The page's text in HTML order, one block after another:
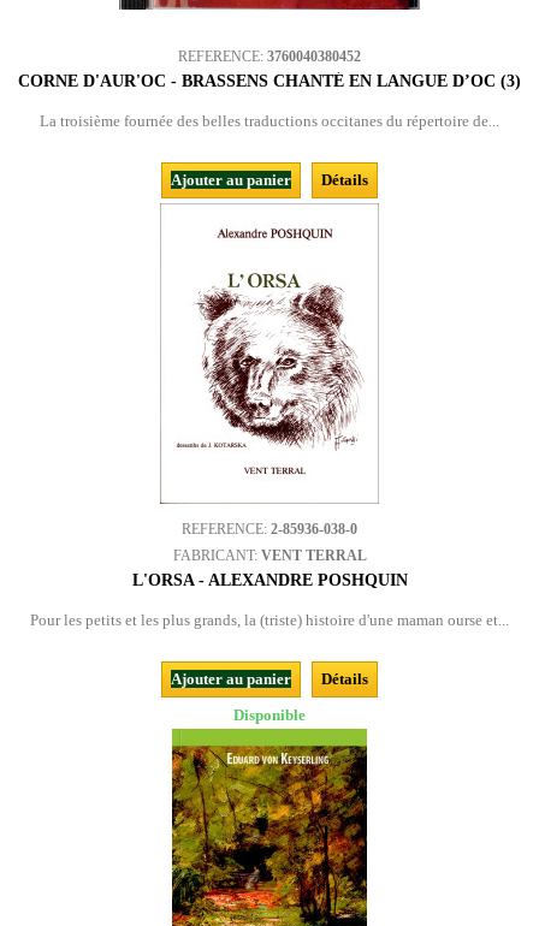
REFERENCE: 3760040380452
CORNE D'AUR'OC - BRASSENS CHANTÉ EN LANGUE D’OC (3)
La troisième fournée des belles traductions occitanes du répertoire de...
Ajouter au panier Détails
REFERENCE: 2-85936-038-0
FABRICANT: VENT TERRAL
L'ORSA - ALEXANDRE POSHQUIN
Pour les petits et les plus grands, la (triste) histoire d'une maman ourse et...
Ajouter au panier
Détails
Disponible